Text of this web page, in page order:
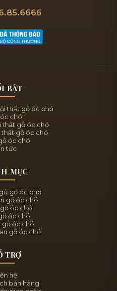
BẬT
thất gỗ óc chó
chó
thất gỗ óc chó
thất gỗ óc chó
óc chó
tức
MỤC
gỗ óc chó
gỗ óc chó
óc chó
óc chó
gỗ óc chó
gỗ óc chó
TRỢ
hệ
bán hàng